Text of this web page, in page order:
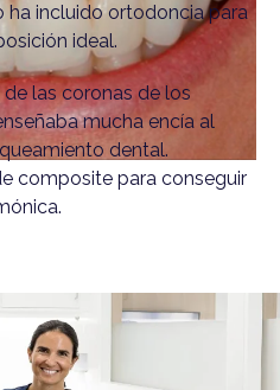
incluido ortodoncia para
ideal.
las coronas de los
mucha encía al
dental.
composite para conseguir